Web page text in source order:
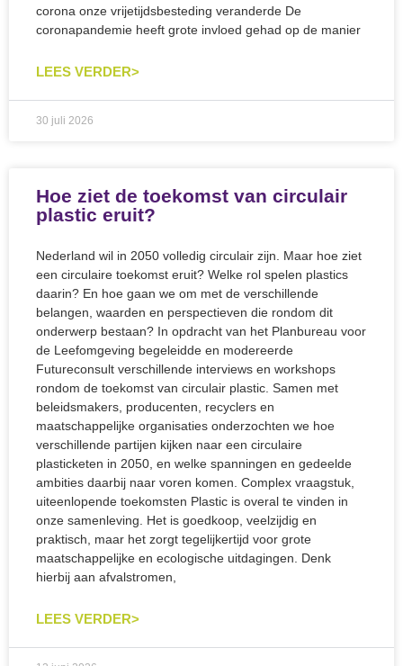
corona onze vrijetijdsbesteding veranderde De
coronapandemie heeft grote invloed gehad op de manier
LEES VERDER>
30 juli 2026
Hoe ziet de toekomst van circulair
plastic eruit?
Nederland wil in 2050 volledig circulair zijn. Maar hoe ziet
een circulaire toekomst eruit? Welke rol spelen plastics
daarin? En hoe gaan we om met de verschillende
belangen, waarden en perspectieven die rondom dit
onderwerp bestaan? In opdracht van het Planbureau voor
de Leefomgeving begeleidde en modereerde
Futureconsult verschillende interviews en workshops
rondom de toekomst van circulair plastic. Samen met
beleidsmakers, producenten, recyclers en
maatschappelijke organisaties onderzochten we hoe
verschillende partijen kijken naar een circulaire
plasticketen in 2050, en welke spanningen en gedeelde
ambities daarbij naar voren komen. Complex vraagstuk,
uiteenlopende toekomsten Plastic is overal te vinden in
onze samenleving. Het is goedkoop, veelzijdig en
praktisch, maar het zorgt tegelijkertijd voor grote
maatschappelijke en ecologische uitdagingen. Denk
hierbij aan afvalstromen,
LEES VERDER>